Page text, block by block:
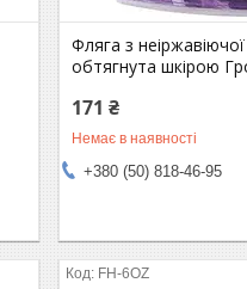
Фляга з неіржавіючої
обтягнута шкірою
171 ₴
Немає в наявності
+380 (50) 818-46-95
FH-6OZ